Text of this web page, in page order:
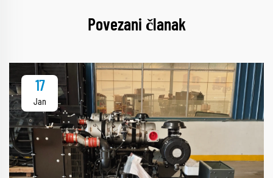
Povezani članak
17
Jan